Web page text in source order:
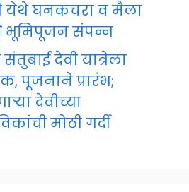
येथे घनकचरा व मैला
भूमिपूजन संपन्न
देवी यात्रेला
पूजनाने प्रारंभ;
देवीच्या
मोठी गर्दी